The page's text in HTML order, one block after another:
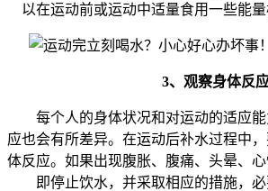
以在运动前或运动中适量食用一些能量
3、观察身体反
每个人的身体状况和对运动的适应能
应也会有所差异。在运动后补水过程中
体反应。如果出现腹胀、腹痛、头晕、
即停止饮水，并采取相应的措施，必